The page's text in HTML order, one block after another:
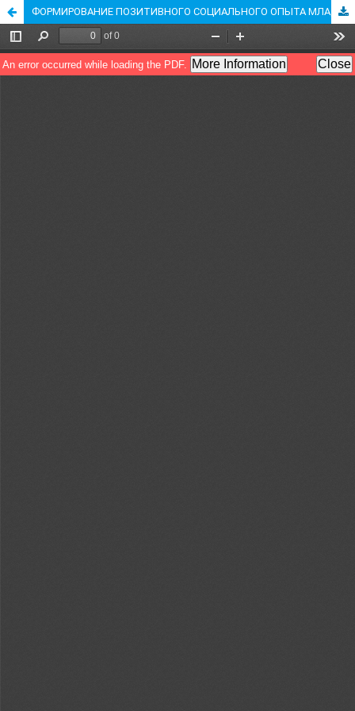
ФОРМИРОВАНИЕ ПОЗИТИВНОГО СОЦИАЛЬНОГО ОПЫТА МЛАДШИХ ШКОЛЬНИКОВ НА ОСНОВЕ ПРОИЗВЕДЕНИЙ СОВЕТСКИХ АВТОРОВ